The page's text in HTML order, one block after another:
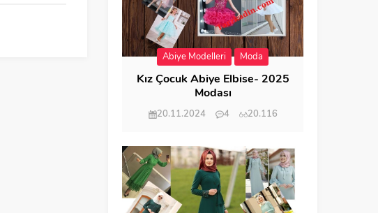
Abiye Modelleri Moda
Kız Çocuk Abiye Elbise- 2025
Modası
20.11.2024 4 20.116